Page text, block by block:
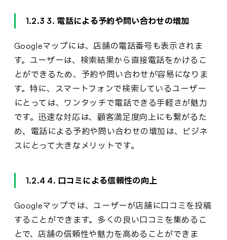
1.2.3 3. 電話による予約や問い合わせの増加
Googleマップには、店舗の電話番号も表示されま
す。ユーザーは、検索結果から直接電話をかけるこ
とができるため、予約や問い合わせが容易になりま
す。特に、スマートフォンで検索しているユーザー
にとっては、ワンタッチで電話できる手軽さが魅力
です。迅速な対応は、顧客満足度向上にも繋がるた
め、電話による予約や問い合わせの増加は、ビジネ
スにとって大きなメリットです。
1.2.4 4. 口コミによる信頼性の向上
Googleマップでは、ユーザーが店舗に口コミを投稿
することができます。多くの良い口コミを集めるこ
とで、店舗の信頼性や魅力を高めることができま